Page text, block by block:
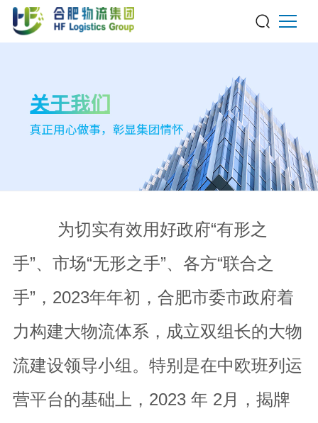
为切实有效用好政府“有形之
手”、市场“无形之手”、各方“联合之
手”，2023年年初，合肥市委市政府着
力构建大物流体系，成立双组长的大物
流建设领导小组。特别是在中欧班列运
营平台的基础上，2023 年 2月，揭牌